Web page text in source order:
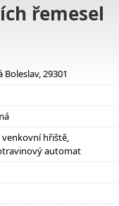
řemesel
29301
hřiště,
automat